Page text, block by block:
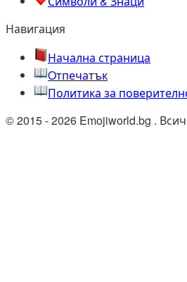
Навигация
Начална страница
Oтпечатък
Политика за
© 2015 - 2026 Emojiworld.bg .